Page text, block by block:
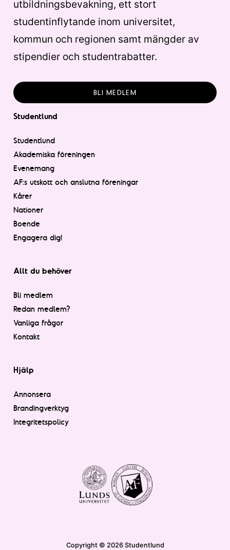
utbildningsbevakning, ett stort
studentinflytande inom universitet,
kommun och regionen samt mängder av
stipendier och studentrabatter.
BLI MEDLEM
Studentlund
Studentlund
Akademiska föreningen
Evenemang
AF:s utskott och anslutna föreningar
Kårer
Nationer
Boende
Engagera dig!
Allt du behöver
Bli medlem
Redan medlem?
Vanliga frågor
Kontakt
Hjälp
Annonsera
Brandingverktyg
Integritetspolicy
Copyright © 2026 Studentlund